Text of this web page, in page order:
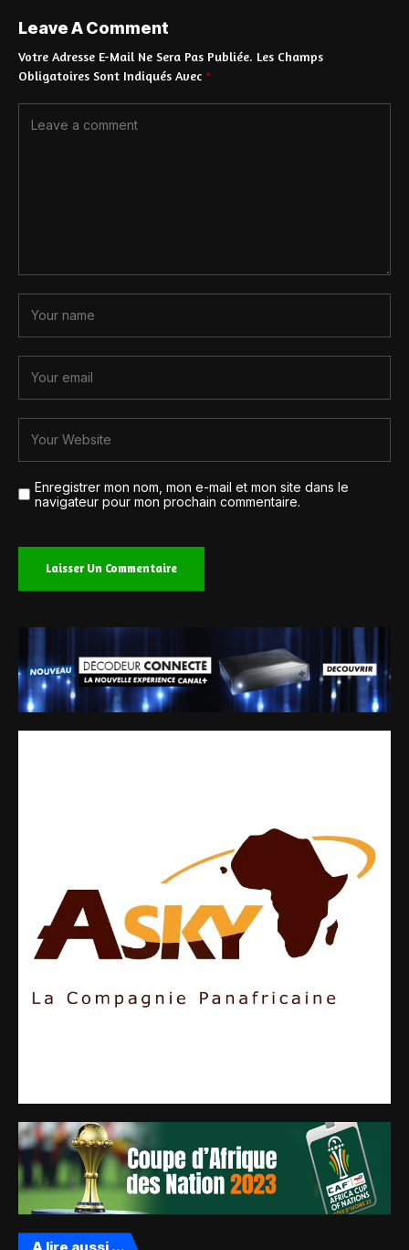
Leave A Comment
Votre Adresse E-Mail Ne Sera Pas Publiée. Les Champs
Obligatoires Sont Indiqués Avec *
Enregistrer mon nom, mon e-mail et mon site dans le
navigateur pour mon prochain commentaire.